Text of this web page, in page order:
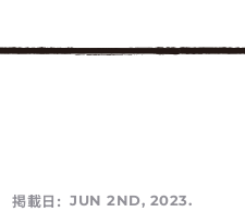
掲載日: JUN 2ND, 2023.